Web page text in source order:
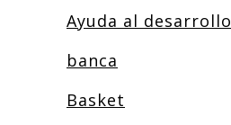
Ayuda al desarrollo
banca
Basket